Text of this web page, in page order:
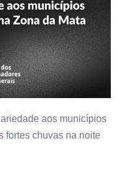
aos municípios
fortes chuvas na noite